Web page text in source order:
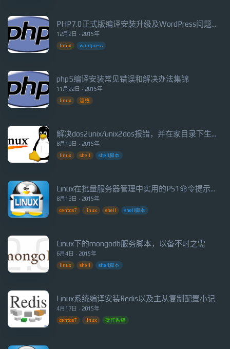
12月2日 · 2015年
PHP7.0正式版编译安装升级及WordPress问题解决分享
linux wordpress
11月22日 · 2015年
php5编译安装常见错误和解决办法集锦
linux 运维
8月19日 · 2015年
解决dos2unix/unix2dos报错，并在家目录下生成u2dtmp*文件问题
linux shell shell脚本
8月13日 · 2015年
Linux在批量服务器管理中实用的PS1命令提示符格式
centos7 linux shell shell脚本
6月4日 · 2015年
Linux下的mongodb服务脚本，以备不时之需
linux shell shell脚本
4月17日 · 2015年
Linux系统编译安装Redis以及主从复制配置小记
centos7 linux 操作系統